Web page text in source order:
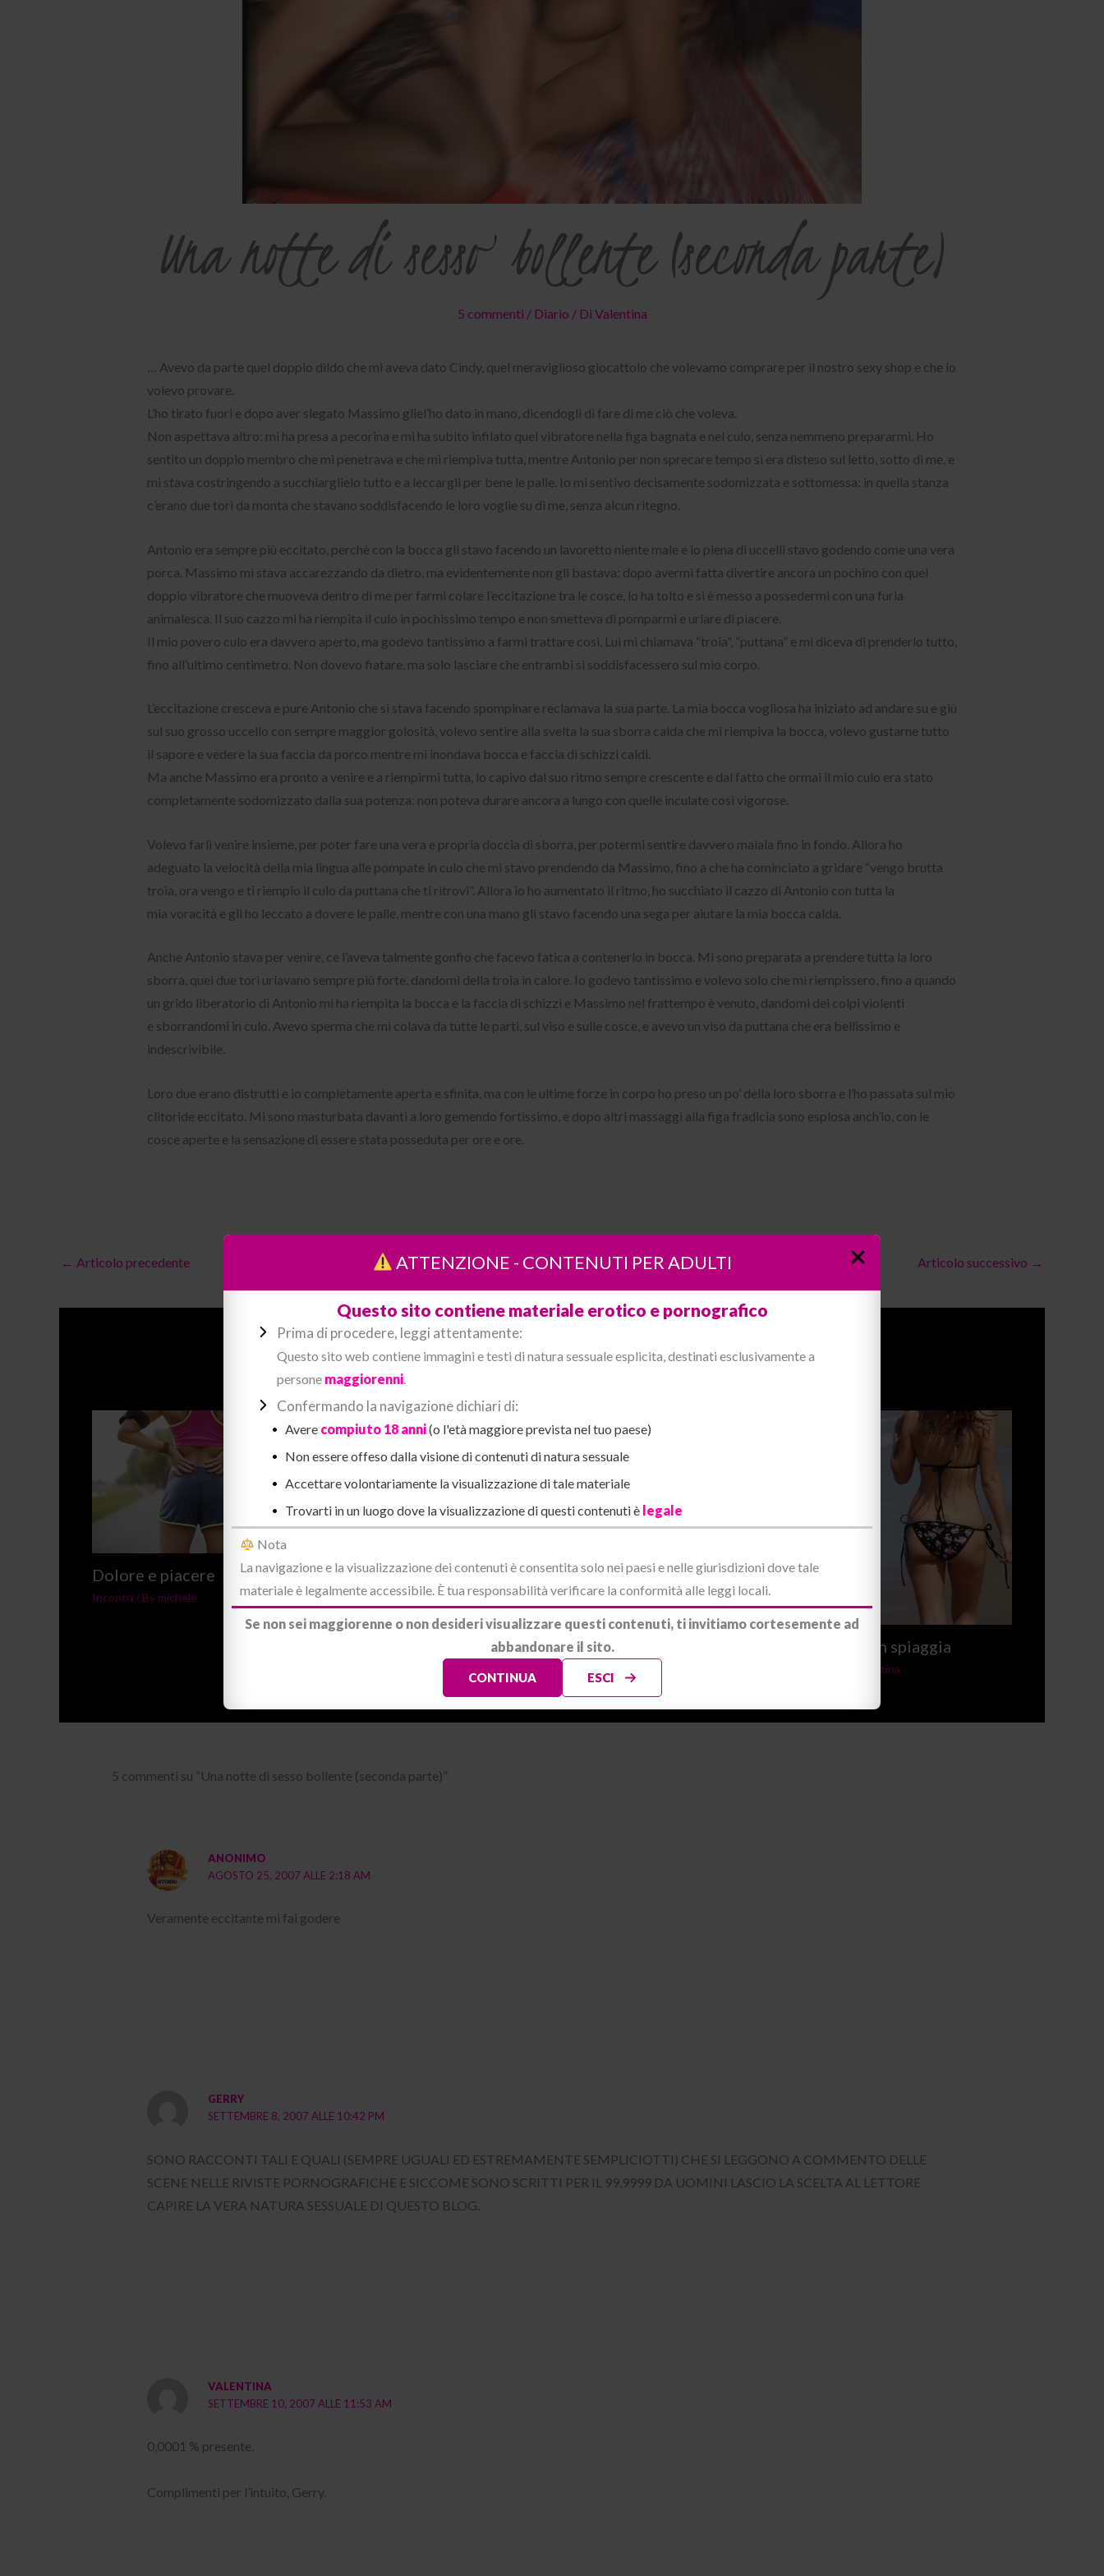
ATTENZIONE - CONTENUTI PER ADULTI
Questo sito contiene materiale erotico e pornografico
Prima di procedere, leggi attentamente:
Questo sito web contiene immagini e testi di natura sessuale esplicita, destinati esclusivamente a
persone maggiorenni.
Confermando la navigazione dichiari di:
Avere compiuto 18 anni(o l'età maggiore prevista nel tuo paese)
Non essere offeso dalla visione di contenuti di natura sessuale
Accettare volontariamente la visualizzazione di tale materiale
Trovarti in un luogo dove la visualizzazione di questi contenuti è legale
Nota
La navigazione e la visualizzazione dei contenuti è consentita solo nei paesi e nelle giurisdizioni dove tale
materiale è legalmente accessibile. È tua responsabilità verificare la conformità alle leggi locali.
Se non sei maggiorenne o non desideri visualizzare questi contenuti, ti invitiamo cortesemente ad
abbandonare il sito.
CONTINUA ESCI
Una notte di sesso bollente (seconda parte)
5 commenti / Diario / Di Valentina
… Avevo da parte quel doppio dildo che mi aveva dato Cindy, quel meraviglioso giocattolo che volevamo comprare per il nostro sexy shop e che io
volevo provare.
L’ho tirato fuori e dopo aver slegato Massimo gliel’ho dato in mano, dicendogli di fare di me ciò che voleva.
Non aspettava altro: mi ha presa a pecorina e mi ha subito infilato quel vibratore nella figa bagnata e nel culo, senza nemmeno prepararmi. Ho
sentito un doppio membro che mi penetrava e che mi riempiva tutta, mentre Antonio per non sprecare tempo si era disteso sul letto, sotto di me, e
mi stava costringendo a succhiarglielo tutto e a leccargli per bene le palle. Io mi sentivo decisamente sodomizzata e sottomessa: in quella stanza
c’erano due tori da monta che stavano soddisfacendo le loro voglie su di me, senza alcun ritegno.
Antonio era sempre più eccitato, perchè con la bocca gli stavo facendo un lavoretto niente male e io piena di uccelli stavo godendo come una vera
porca. Massimo mi stava accarezzando da dietro, ma evidentemente non gli bastava: dopo avermi fatta divertire ancora un pochino con quel
doppio vibratore che muoveva dentro di me per farmi colare l’eccitazione tra le cosce, lo ha tolto e si è messo a possedermi con una furia
animalesca. Il suo cazzo mi ha riempita il culo in pochissimo tempo e non smetteva di pomparmi e urlare di piacere.
Il mio povero culo era davvero aperto, ma godevo tantissimo a farmi trattare così. Lui mi chiamava “troia”, “puttana” e mi diceva di prenderlo tutto,
fino all’ultimo centimetro. Non dovevo fiatare, ma solo lasciare che entrambi si soddisfacessero sul mio corpo.
L’eccitazione cresceva e pure Antonio che si stava facendo spompinare reclamava la sua parte. La mia bocca vogliosa ha iniziato ad andare su e giù
sul suo grosso uccello con sempre maggior golosità, volevo sentire alla svelta la sua sborra calda che mi riempiva la bocca, volevo gustarne tutto
il sapore e vedere la sua faccia da porco mentre mi inondava bocca e faccia di schizzi caldi.
Ma anche Massimo era pronto a venire e a riempirmi tutta, lo capivo dal suo ritmo sempre crescente e dal fatto che ormai il mio culo era stato
completamente sodomizzato dalla sua potenza: non poteva durare ancora a lungo con quelle inculate così vigorose.
Volevo farli venire insieme, per poter fare una vera e propria doccia di sborra, per potermi sentire davvero maiala fino in fondo. Allora ho
adeguato la velocità della mia lingua alle pompate in culo che mi stavo prendendo da Massimo, fino a che ha cominciato a gridare “vengo brutta
troia, ora vengo e ti riempio il culo da puttana che ti ritrovi”. Allora io ho aumentato il ritmo, ho succhiato il cazzo di Antonio con tutta la
mia voracità e gli ho leccato a dovere le palle, mentre con una mano gli stavo facendo una sega per aiutare la mia bocca calda.
Anche Antonio stava per venire, ce l’aveva talmente gonfio che facevo fatica a contenerlo in bocca. Mi sono preparata a prendere tutta la loro
sborra, quei due tori urlavano sempre più forte, dandomi della troia in calore. Io godevo tantissimo e volevo solo che mi riempissero, fino a quando
un grido liberatorio di Antonio mi ha riempita la bocca e la faccia di schizzi e Massimo nel frattempo è venuto, dandomi dei colpi violenti
e sborrandomi in culo. Avevo sperma che mi colava da tutte le parti, sul viso e sulle cosce, e avevo un viso da puttana che era bellissimo e
indescrivibile.
Loro due erano distrutti e io completamente aperta e sfinita, ma con le ultime forze in corpo ho preso un po’ della loro sborra e l’ho passata sul mio
clitoride eccitato. Mi sono masturbata davanti a loro gemendo fortissimo, e dopo altri massaggi alla figa fradicia sono esplosa anch’io, con le
cosce aperte e la sensazione di essere stata posseduta per ore e ore.
← Articolo precedente Articolo successivo →
Related Posts
Dolore e piacere
Incontri / By michele
Una notte di sesso bollente
(prima parte)
Diario/ ByValentina
Sexy shop in spiaggia
Valentina
5 commenti su “Una notte di sesso bollente (seconda parte)”
ANONIMO
AGOSTO 25, 2007 ALLE 2:18 AM
Veramente eccitante mi fai godere
GERRY
SETTEMBRE 8, 2007 ALLE 10:42 PM
SONO RACCONTI TALI E QUALI (SEMPRE UGUALI ED ESTREMAMENTE SEMPLICIOTTI) CHE SI LEGGONO A COMMENTO DELLE
SCENE NELLE RIVISTE PORNOGRAFICHE E SICCOME SONO SCRITTI PER IL 99,9999 DA UOMINI LASCIO LA SCELTA AL LETTORE
CAPIRE LA VERA NATURA SESSUALE DI QUESTO BLOG.
VALENTINA
SETTEMBRE 10, 2007 ALLE 11:53 AM
0,0001 % presente.
Complimenti per l’intuito, Gerry.